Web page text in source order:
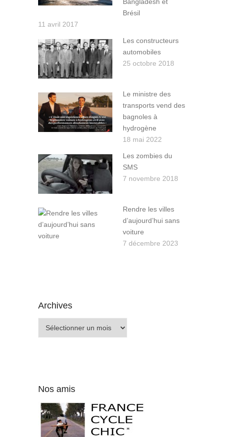
Brésil
11 avril 2017
Les constructeurs
automobiles
25 octobre 2018
Le ministre des
transports vend des
bagnoles à
hydrogène
18 mai 2022
Les zombies du
SMS
7 novembre 2018
Rendre les villes
d’aujourd’hui sans
voiture
7 décembre 2023
Archives
Nos amis